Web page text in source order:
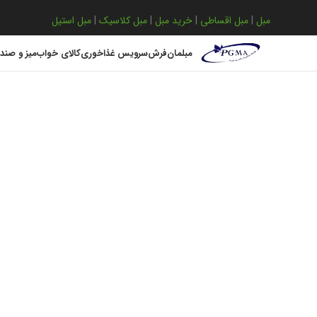
مبل | مبل اقساطی | خرید مبل | مبل کلاسیک | مبل استیل
مبلمانفرشسرویس غذاخوریکالای خوابمیز و